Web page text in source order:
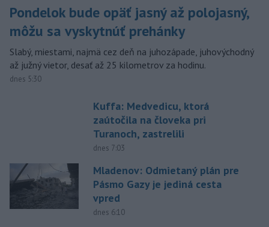
Pondelok bude opäť jasný až polojasný,
môžu sa vyskytnúť prehánky
Slabý, miestami, najmä cez deň na juhozápade, juhovýchodný
až južný vietor, desať až 25 kilometrov za hodinu.
dnes 5:30
Kuffa: Medvedicu, ktorá
zaútočila na človeka pri
Turanoch, zastrelili
dnes 7:03
Mladenov: Odmietaný plán pre
Pásmo Gazy je jediná cesta
vpred
dnes 6:10